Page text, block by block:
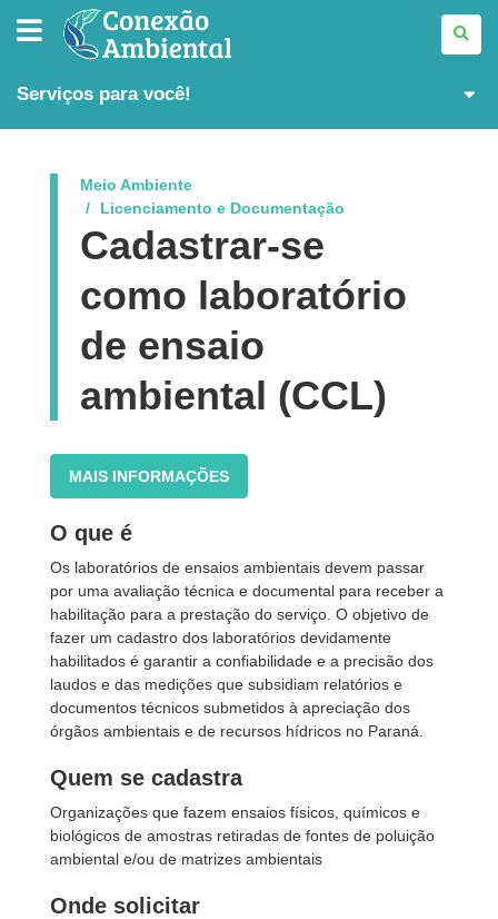
CONEXÃO
AMBIENTAL
Serviços para você!
Meio Ambiente
Licenciamento e Documentação
Cadastrar-se
como laboratório
de ensaio
ambiental (CCL)
MAIS INFORMAÇÕES
O que é
Os laboratórios de ensaios ambientais devem passar
por uma avaliação técnica e documental para receber a
habilitação para a prestação do serviço. O objetivo de
fazer um cadastro dos laboratórios devidamente
habilitados é garantir a confiabilidade e a precisão dos
laudos e das medições que subsidiam relatórios e
documentos técnicos submetidos à apreciação dos
órgãos ambientais e de recursos hídricos no Paraná.
Quem se cadastra
Organizações que fazem ensaios físicos, químicos e
biológicos de amostras retiradas de fontes de poluição
ambiental e/ou de matrizes ambientais
Onde solicitar